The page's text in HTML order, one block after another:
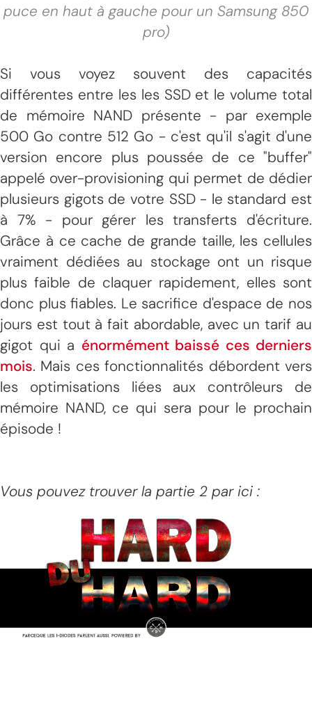
puce en haut à gauche pour un Samsung 850
pro)
Si vous voyez souvent des capacités
différentes entre les les SSD et le volume total
de mémoire NAND présente - par exemple
500 Go contre 512 Go - c'est qu'il s'agit d'une
version encore plus poussée de ce "buffer"
appelé over-provisioning qui permet de dédier
plusieurs gigots de votre SSD - le standard est
à 7% - pour gérer les transferts d'écriture.
Grâce à ce cache de grande taille, les cellules
vraiment dédiées au stockage ont un risque
plus faible de claquer rapidement, elles sont
donc plus fiables. Le sacrifice d'espace de nos
jours est tout à fait abordable, avec un tarif au
gigot qui a énormément baissé ces derniers
mois. Mais ces fonctionnalités débordent vers
les optimisations liées aux contrôleurs de
mémoire NAND, ce qui sera pour le prochain
épisode !
Vous pouvez trouver la partie 2 par ici :